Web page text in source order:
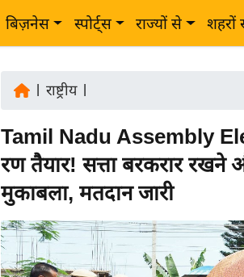
बिज़नेस स्पोर्ट्स राज्यों से शहरों
राष्ट्रीय|
Tamil Nadu Assembly
रण तैयार! सत्ता बरकरार रखने
मुकाबला, मतदान जारी